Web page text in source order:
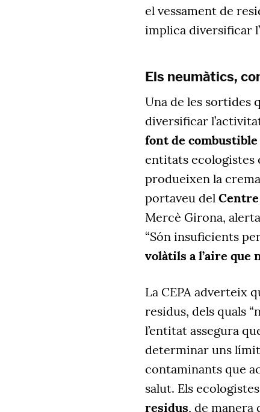
el vessament de
implica diversificar
Els neumàtics,
Una de les sortides
diversificar
font de
entitats ecologistes
produeixen la
portaveu del
Mercè Girona,
“Són insuficients
volàtils a l’aire que
La CEPA adverteix
residus, dels quals
l’entitat assegura
determinar uns
contaminants que
salut. Els
residus, de manera